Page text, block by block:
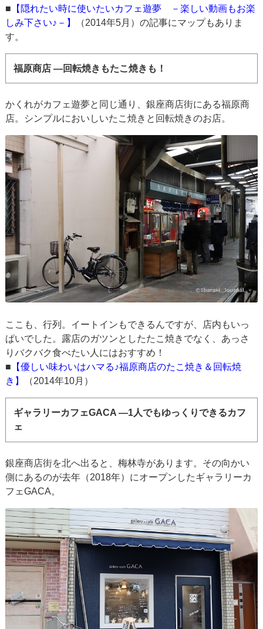
■ 【隠れたい時に使いたいカフェ遊夢 －楽しい動画もお楽
しみ下さい♪－】
（2014年5月）の記事にマップもありま
す。
福原商店 ―回転焼きもたこ焼きも！
かくれがカフェ遊夢と同じ通り、銀座商店街にある福原商
店。シンプルにおいしいたこ焼きと回転焼きのお店。
ここも、行列。イートインもできるんですが、店内もいっ
ぱいでした。露店のガツンとしたたこ焼きでなく、あっさ
りバクバク食べたい人にはおすすめ！
■ 【優しい味わいはハマる♪福原商店のたこ焼き＆回転焼
き】
（2014年10月）
ギャラリーカフェGACA ―1人でもゆっくりできるカフ
ェ
銀座商店街を北へ出ると、梅林寺があります。その向かい
側にあるのが去年（2018年）にオープンしたギャラリーカ
フェGACA。